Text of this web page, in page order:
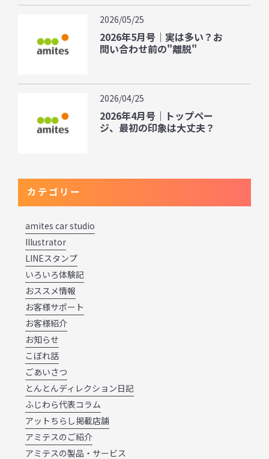
2026/05/25
2026年5月号｜実は多い？お
問い合わせ前の"離脱"
2026/04/25
2026年4月号｜トップペー
ジ、最初の印象は大丈夫？
カテゴリー
amites car studio
Illustrator
LINEスタンプ
いろいろ体験記
おススメ情報
お客様サポート
お客様紹介
お知らせ
こぼれ話
ごあいさつ
とんとんディレクション日記
ふじわら代表コラム
アットちらし掲載店舗
アミテスのご紹介
アミテスの製品・サービス